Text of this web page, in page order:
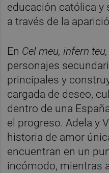
educación católica y
a través de la
En Cel meu, infern teu,
personajes
principales y
cargada de deseo,
dentro de una
el progreso. Adela y
historia de amor
encuentran en un
incómodo, mientras